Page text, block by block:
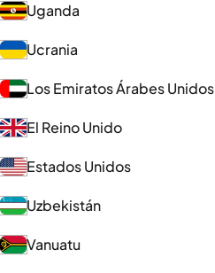
Uganda
Ucrania
Los Emiratos Árabes Unidos
El Reino Unido
Estados Unidos
Uzbekistán
Vanuatu